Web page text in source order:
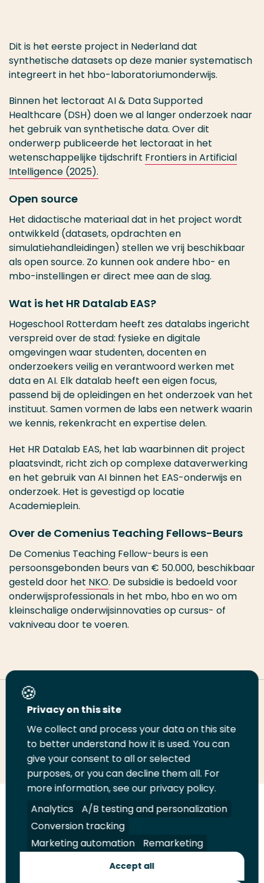
Dit is het eerste project in Nederland dat
synthetische datasets op deze manier systematisch
integreert in het hbo-laboratoriumonderwijs.
Binnen het lectoraat AI & Data Supported
Healthcare (DSH) doen we al langer onderzoek naar
het gebruik van synthetische data. Over dit
onderwerp publiceerde het lectoraat in het
wetenschappelijke tijdschrift Frontiers in Artificial
Intelligence (2025).
Open source
Het didactische materiaal dat in het project wordt
ontwikkeld (datasets, opdrachten en
simulatiehandleidingen) stellen we vrij beschikbaar
als open source. Zo kunnen ook andere hbo- en
mbo-instellingen er direct mee aan de slag.
Wat is het HR Datalab EAS?
Hogeschool Rotterdam heeft zes datalabs ingericht
verspreid over de stad: fysieke en digitale
omgevingen waar studenten, docenten en
onderzoekers veilig en verantwoord werken met
data en AI. Elk datalab heeft een eigen focus,
passend bij de opleidingen en het onderzoek van het
instituut. Samen vormen de labs een netwerk waarin
we kennis, rekenkracht en expertise delen.
Het HR Datalab EAS, het lab waarbinnen dit project
plaatsvindt, richt zich op complexe dataverwerking
en het gebruik van AI binnen het EAS-onderwijs en
onderzoek. Het is gevestigd op locatie
Academieplein.
Over de Comenius Teaching Fellows-Beurs
De Comenius Teaching Fellow-beurs is een
persoonsgebonden beurs van € 50.000, beschikbaar
gesteld door het NKO. De subsidie is bedoeld voor
onderwijsprofessionals in het mbo, hbo en wo om
kleinschalige onderwijsinnovaties op cursus- of
vakniveau door te voeren.
Deel deze pagina
Deel
LinkedIn
Deel
op
Twitter
Deel
op
Facebook
Email
deze
pagina
Print
deze
pagina
Volg
ons
op
LinkedIn
Volg
ons
op
Facebook
Volg
ons
op
YouTube
Volg
ons
op
Instagram
Juridisch Security A-Z Index
Contact
Privacy on this site
We collect and process your data on this site
to better understand how it is used. You can
give your consent to all or selected
purposes, or you can decline them all. For
more information, see our privacy policy.
Analytics
A/B testing and personalization
Conversion tracking
Marketing automation
Remarketing
Accept all